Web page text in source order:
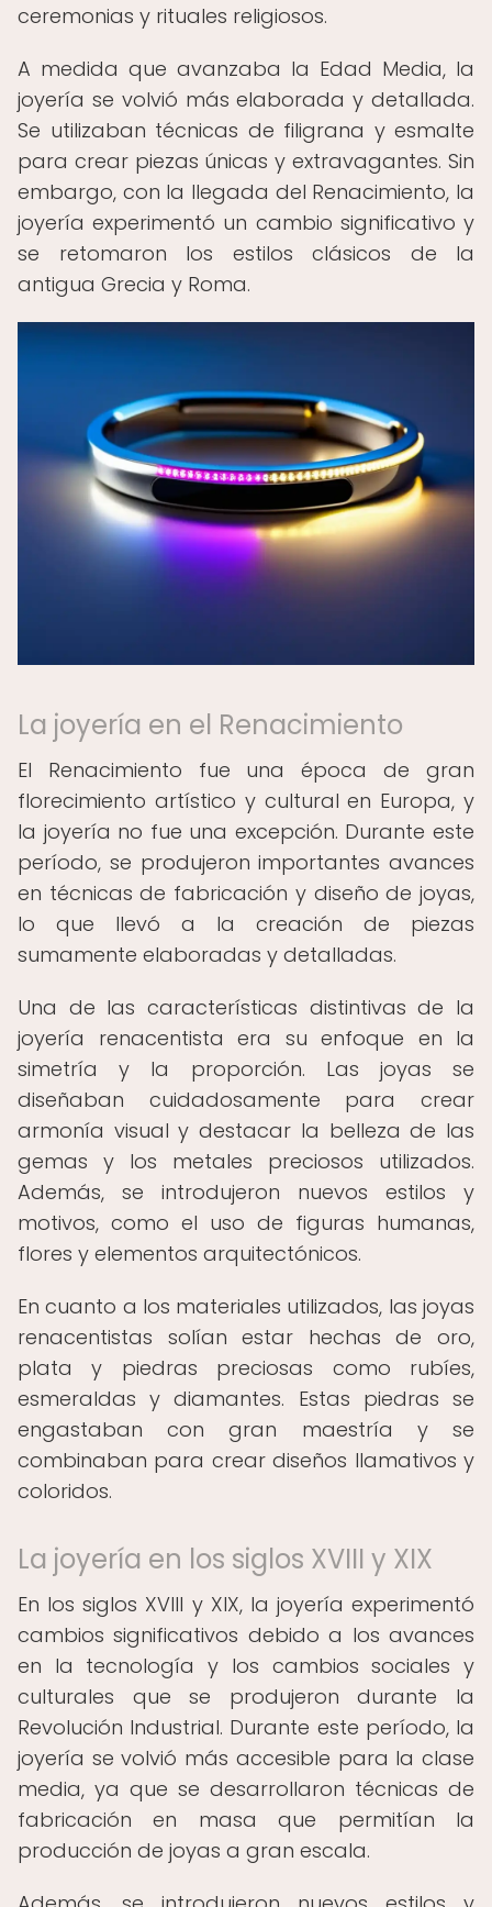
ceremonias y rituales religiosos.
A medida que avanzaba la Edad Media, la
joyería se volvió más elaborada y detallada.
Se utilizaban técnicas de filigrana y esmalte
para crear piezas únicas y extravagantes. Sin
embargo, con la llegada del Renacimiento, la
joyería experimentó un cambio significativo y
se retomaron los estilos clásicos de la
antigua Grecia y Roma.
La joyería en el Renacimiento
El Renacimiento fue una época de gran
florecimiento artístico y cultural en Europa, y
la joyería no fue una excepción. Durante este
período, se produjeron importantes avances
en técnicas de fabricación y diseño de joyas,
lo que llevó a la creación de piezas
sumamente elaboradas y detalladas.
Una de las características distintivas de la
joyería renacentista era su enfoque en la
simetría y la proporción. Las joyas se
diseñaban cuidadosamente para crear
armonía visual y destacar la belleza de las
gemas y los metales preciosos utilizados.
Además, se introdujeron nuevos estilos y
motivos, como el uso de figuras humanas,
flores y elementos arquitectónicos.
En cuanto a los materiales utilizados, las joyas
renacentistas solían estar hechas de oro,
plata y piedras preciosas como rubíes,
esmeraldas y diamantes. Estas piedras se
engastaban con gran maestría y se
combinaban para crear diseños llamativos y
coloridos.
La joyería en los siglos XVIII y XIX
En los siglos XVIII y XIX, la joyería experimentó
cambios significativos debido a los avances
en la tecnología y los cambios sociales y
culturales que se produjeron durante la
Revolución Industrial. Durante este período, la
joyería se volvió más accesible para la clase
media, ya que se desarrollaron técnicas de
fabricación en masa que permitían la
producción de joyas a gran escala.